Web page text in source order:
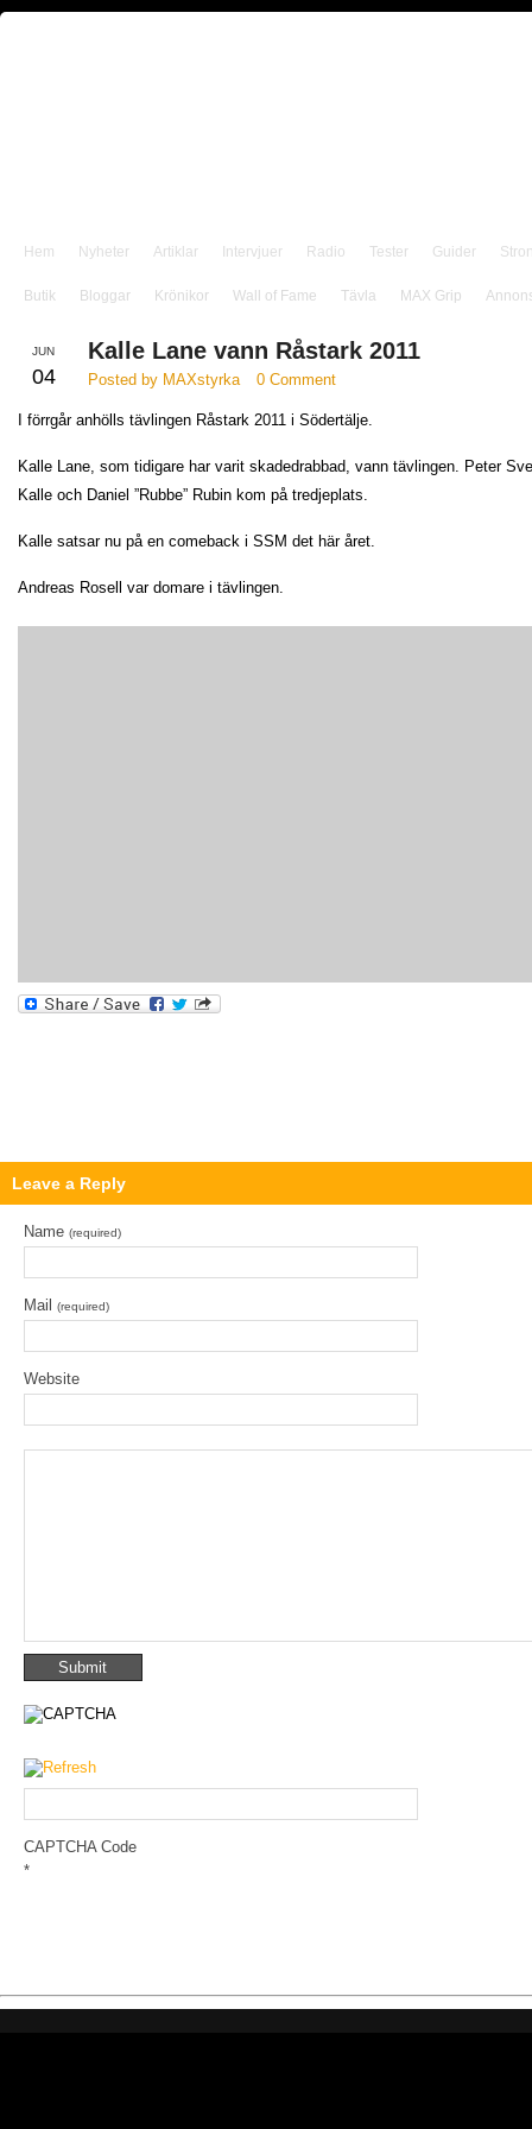
Hem Nyheter Artiklar Intervjuer Radio Tester Guider
Butik Bloggar Krönikor Wall of Fame Tävla MAX Grip
JUN
04
Kalle Lane vann Råstark 2011
Posted by MAXstyrka 0 Comment
I förrgår anhölls tävlingen Råstark 2011 i Södertälje.
Kalle Lane, som tidigare har varit skadedrabbad, vann tävlingen. Peter
Kalle och Daniel ”Rubbe” Rubin kom på tredjeplats.
Kalle satsar nu på en comeback i SSM det här året.
Andreas Rosell var domare i tävlingen.
Leave a Reply
Name (required)
Mail (required)
Website
CAPTCHA Code
*